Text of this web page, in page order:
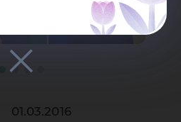
01.03.2016